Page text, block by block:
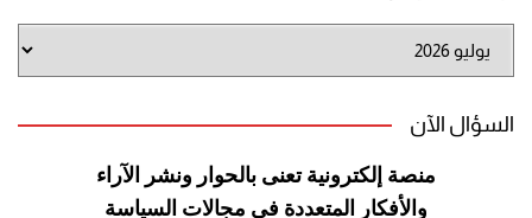
الموقع
السؤال الآن
منصة إلكترونية تعنى بالحوار ونشر الآراء
والأفكار المتعددة في مجالات السياسة